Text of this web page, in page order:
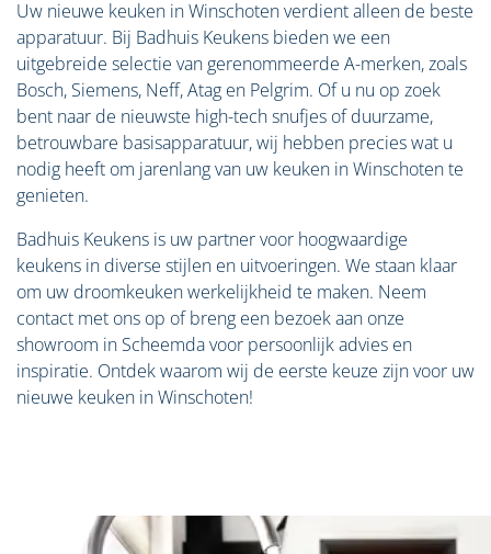
Uw nieuwe keuken in Winschoten verdient alleen de beste
apparatuur. Bij Badhuis Keukens bieden we een
uitgebreide selectie van gerenommeerde A-merken, zoals
Bosch, Siemens, Neff, Atag en Pelgrim. Of u nu op zoek
bent naar de nieuwste high-tech snufjes of duurzame,
betrouwbare basisapparatuur, wij hebben precies wat u
nodig heeft om jarenlang van uw keuken in Winschoten te
genieten.
Badhuis Keukens is uw partner voor hoogwaardige
keukens in diverse stijlen en uitvoeringen. We staan klaar
om uw droomkeuken werkelijkheid te maken. Neem
contact met ons op of breng een bezoek aan onze
showroom in Scheemda voor persoonlijk advies en
inspiratie. Ontdek waarom wij de eerste keuze zijn voor uw
nieuwe keuken in Winschoten!